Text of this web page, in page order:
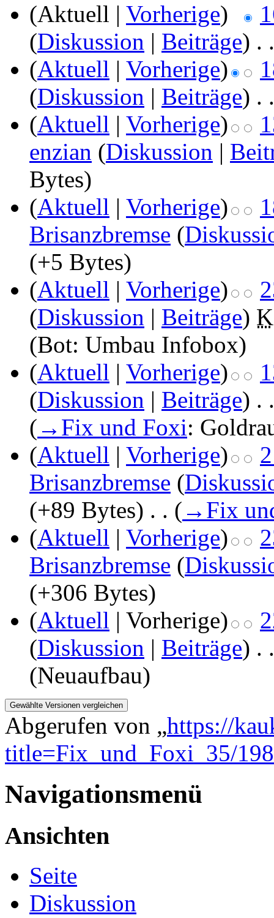
(Aktuell | Vorherige)
(Diskussion | Beiträge) . .
(Aktuell | Vorherige)
(Diskussion | Beiträge) . .
(Aktuell | Vorherige)
enzian (Diskussion |
Bytes)
(Aktuell | Vorherige)
Brisanzbremse (
(+5 Bytes)
(Aktuell | Vorherige)
(Diskussion | Beiträge) K
(Bot: Umbau Infobox)
(Aktuell | Vorherige)
(Diskussion | Beiträge) . .
( → Fix und Foxi:
(Aktuell | Vorherige)
Brisanzbremse (
(+89 Bytes) . . ( → Fix
(Aktuell | Vorherige)
Brisanzbremse (
(+306 Bytes)
(Aktuell | Vorherige)
(Diskussion | Beiträge) . .
(Neuaufbau)
Abgerufen von „https://
title=Fix_und_Foxi_35/
Navigationsmenü
Ansichten
Seite
Diskussion